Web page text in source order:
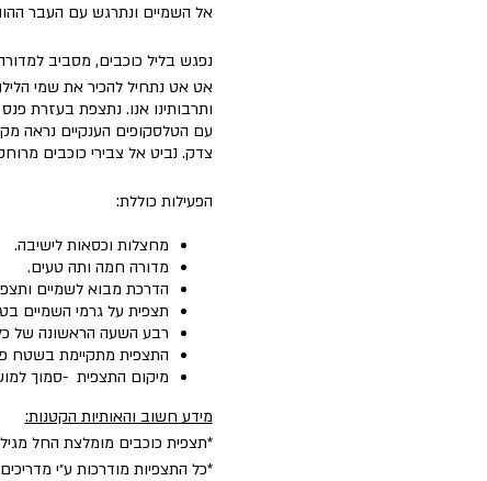
אל השמיים ונתרגש עם העבר
נפגש בליל כוכבים, מסביב
אט אט נתחיל להכיר את שמי
ותרבותינו אנו. נתצפת בעזרת
עם הטלסקופים הענקיים נראה
צדק. נביט אל צבירי כוכבים
הפעילות כוללת:
מחצלות וכסאות לישיבה.
מדורה חמה ותה טעים.
הדרכת מבוא לשמיים
תצפית על גרמי השמיים
רבע השעה הראשונה של כל
התצפית מתקיימת בשטח
מיקום התצפית -סמוך למושב קשת. (10 דק׳ מקצרין, 15 דקות ממרום גולן)
מידע חשוב והאותיות הקטנות:
*תצפית כוכבים מומלצת החל מגיל 5.
*כל התצפיות מודרכות ע״י